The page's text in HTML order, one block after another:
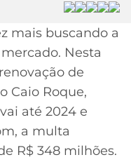
mais buscando a
Nesta
de
Caio Roque,
até 2024 e
a multa
R$ 348 milhões.